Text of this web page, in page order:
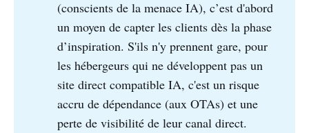
(conscients de la menace IA), c’est d'abord
un moyen de capter les clients dès la phase
d’inspiration. S'ils n'y prennent gare, pour
les hébergeurs qui ne développent pas un
site direct compatible IA, c'est un risque
accru de dépendance (aux OTAs) et une
perte de visibilité de leur canal direct.